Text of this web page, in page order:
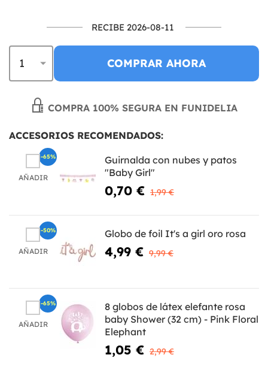
RECIBE 2026-08-11
COMPRAR AHORA
COMPRA 100% SEGURA EN FUNIDELIA
ACCESORIOS RECOMENDADOS:
AÑADIR
Guirnalda con nubes y patos
"Baby Girl"
0,70 € 1,99 €
-65%
AÑADIR
Globo de foil It's a girl oro rosa
4,99 € 9,99 €
-50%
AÑADIR
8 globos de látex elefante rosa
baby Shower (32 cm) - Pink Floral
Elephant
1,05 € 2,99 €
-65%